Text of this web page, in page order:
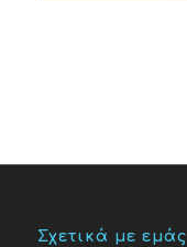
Σχετικά με εμάς